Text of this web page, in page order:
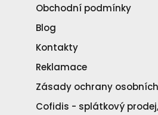
Obchodní podmínky
Blog
Kontakty
Reklamace
Zásady ochrany
Cofidis - splátkový prodej,